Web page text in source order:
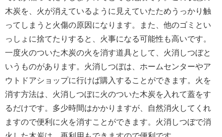
木炭を、火が消えているように見えていたためうっかり触
ってしまうと火傷の原因になります。また、他のゴミとい
っしょに捨てたりすると、火事になる可能性も高いです。
一度火のついた木炭の火を消す道具として、火消しつぼと
いうものがあります。火消しつぼは、ホームセンターやア
ウトドアショップに行けば購入することができます。火を
消す方法は、火消しつぼに火のついた木炭を入れて蓋をす
るだけです。多少時間はかかりますが、自然消火してくれ
ますので便利に火を消すことができます。火消しつぼで消